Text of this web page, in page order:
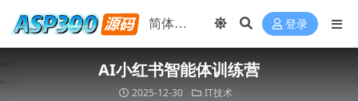
登录
AI小红书智能体训练营
2025-12-30 IT技术